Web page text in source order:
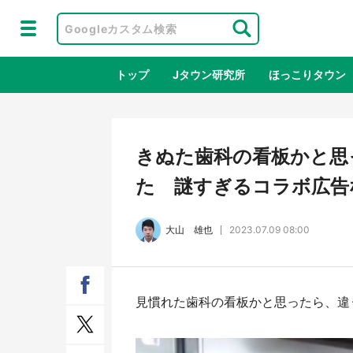
トップ Jタウン研究所 ほっこりタウン
地域×二次
品館TOY PARKへ急げ【8／8～31】
が
きぬた歯科の看板かと
た 謎すぎるコラボ広告
大山 雄也 2023.07.09 08:00
見慣れた歯科の看板かと思ったら、